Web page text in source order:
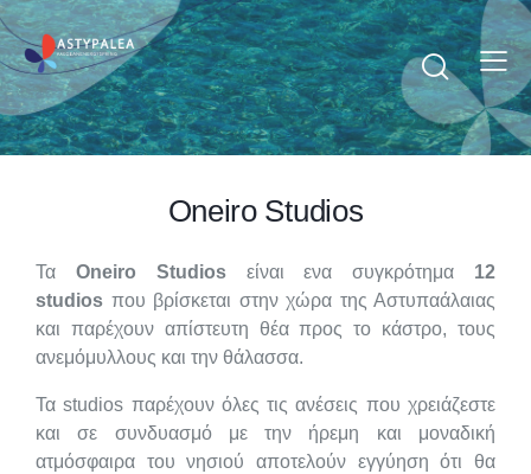
Oneiro Studios
Τα Oneiro Studiosείναι ενα συγκρότημα 12
studios που βρίσκεται στην χώρα της Αστυπαάλαιας
και παρέχουν απίστευτη θέα προς το κάστρο, τους
ανεμόμυλλους και την θάλασσα.
Τα studios παρέχουν όλες τις ανέσεις που χρειάζεστε
και σε συνδυασμό με την ήρεμη και μοναδική
ατμόσφαιρα του νησιού αποτελούν εγγύηση ότι θα